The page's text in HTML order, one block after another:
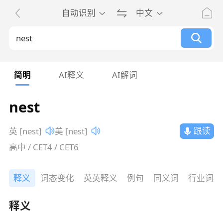
自动识别 中文
简明 AI释义 AI解词
nest
英 [nest] 美 [nest]
跟读
高中 / CET4 / CET6
释义 词态变化 英英释义 例句 同义词 行业词典
释义